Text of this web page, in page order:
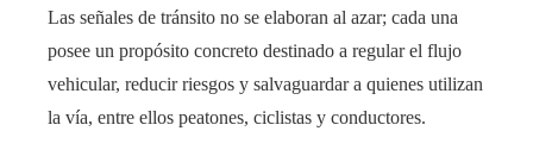
Las señales de tránsito no se elaboran al azar; cada una
posee un propósito concreto destinado a regular el flujo
vehicular, reducir riesgos y salvaguardar a quienes utilizan
la vía, entre ellos peatones, ciclistas y conductores.